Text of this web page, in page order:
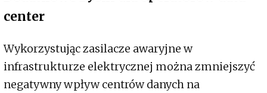
center
Wykorzystując zasilacze awaryjne w
infrastrukturze elektrycznej można zmniejszyć
negatywny wpływ centrów danych na